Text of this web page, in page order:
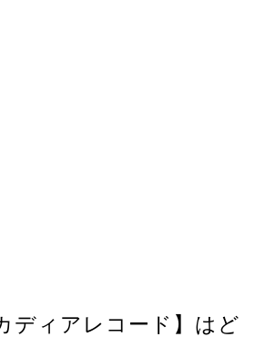
ディアレコード】はど